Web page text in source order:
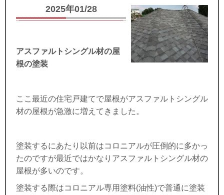
2025年01/28
アスファルトシングル材の屋
根の塗装
ここ最近の住宅戸建てで屋根がアスファルトシングル
材の屋根が急激に増えてきました。
塗装するにあたり以前はコロニアルが圧倒的に多かっ
たのですが最近ではかなりアスファルトシングル材の
屋根が多いのです。
塗装する際はコロニアル専用塗料(油性)で普通に塗装